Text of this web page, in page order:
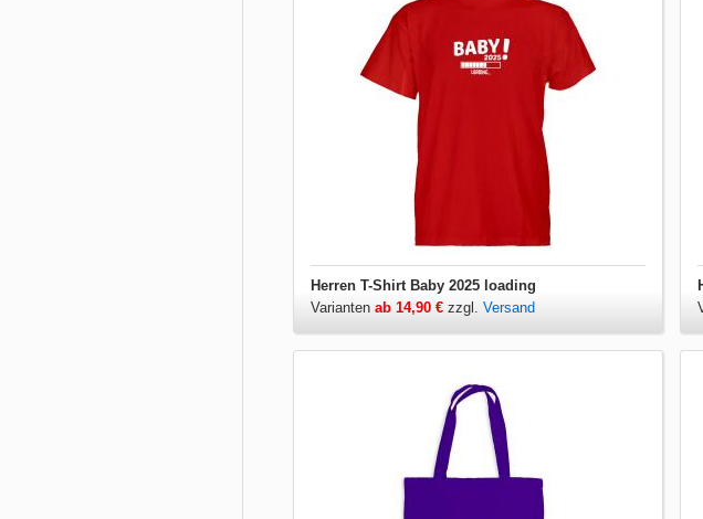
Herren T-Shirt Baby 2025 loading
Varianten ab 14,90 € zzgl. Versand